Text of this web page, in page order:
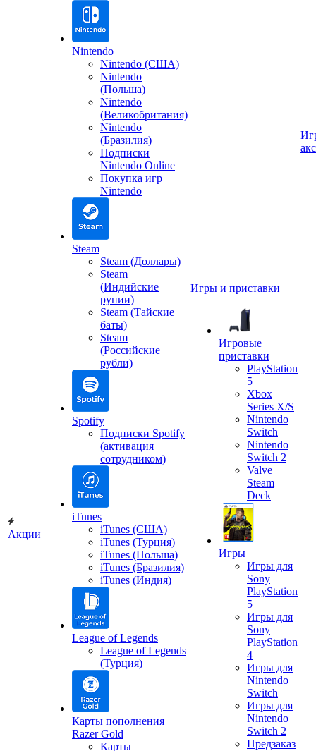
Акции
Nintendo
Nintendo (США)
Nintendo
(Польша)
Nintendo
(Великобритания)
Nintendo
(Бразилия)
Подписки
Nintendo Online
Покупка игр
Nintendo
Steam
Steam (Доллары)
Steam
(Индийские
рупии)
Steam (Тайские
баты)
Steam
(Российские
рубли)
Spotify
Подписки Spotify
(активация
сотрудником)
iTunes
iTunes (США)
iTunes (Турция)
iTunes (Польша)
iTunes (Бразилия)
iTunes (Индия)
League of Legends
League of Legends
(Турция)
Карты пополнения
Razer Gold
Карты
Игры и приставки
Игровые
приставки
PlayStation
5
Xbox
Series X/S
Nintendo
Switch
Nintendo
Switch 2
Valve
Steam
Deck
Игры
Игры для
Sony
PlayStation
5
Игры для
Sony
PlayStation
4
Игры для
Nintendo
Switch
Игры для
Nintendo
Switch 2
Предзаказ